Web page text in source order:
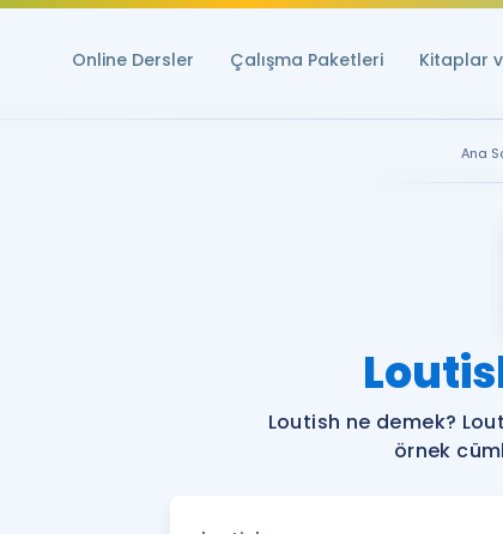
Online Dersler Çalışma Paketleri Kitaplar
Ana
Loutish ne demek?
örnek